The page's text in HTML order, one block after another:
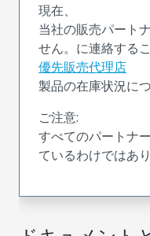
現在、
当社の販売パート
せん。に連絡する
優先販売代理店
製品の在庫状況に
ご注意:
すべてのパートナ
ているわけではあり